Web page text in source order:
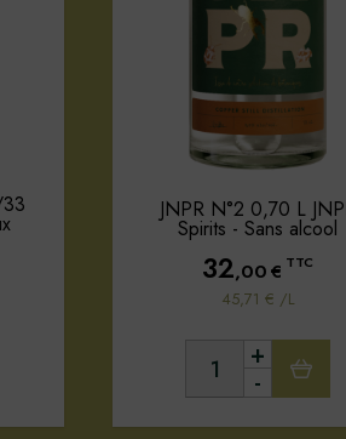
JNPR N°2 0,70 L
Spirits - Sans alcool
32,00€ TTC
45,71 € /L
-
+